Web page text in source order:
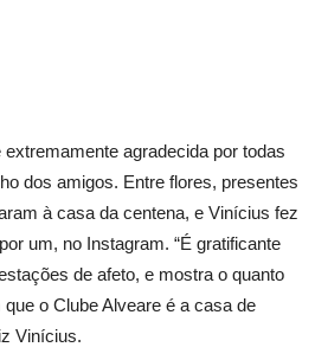
agradecida por todas
dos amigos. Entre flores, presentes
à casa da centena, e Vinícius fez
um, no Instagram. “É gratificante
de afeto, e mostra o quanto
o Clube Alveare é a casa de
Vinícius.